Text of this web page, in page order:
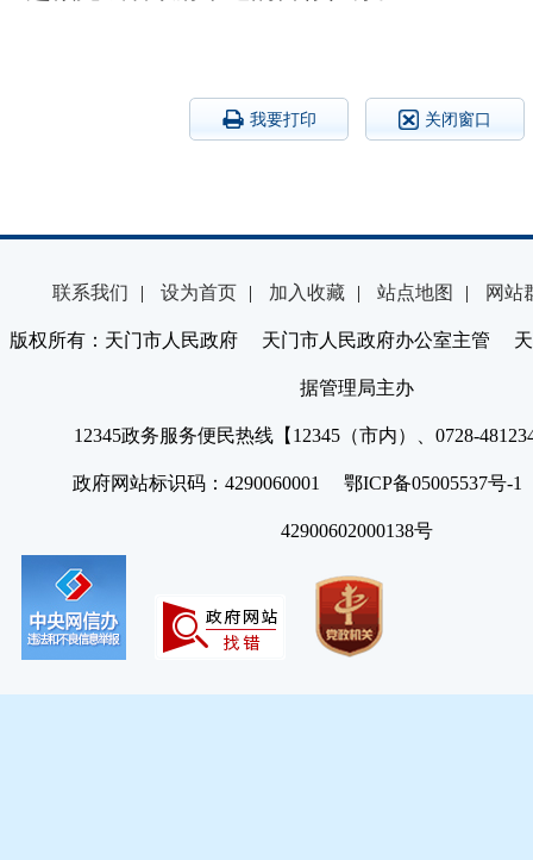
我要打印 关闭窗口
联系我们 | 设为首页 | 加入收藏 | 站点地图 | 网站
版权所有：天门市人民政府 天门市人民政府办公室主管 天
据管理局主办
12345政务服务便民热线【12345（市内）、0728-
政府网站标识码：4290060001 鄂ICP备05005537号
42900602000138号